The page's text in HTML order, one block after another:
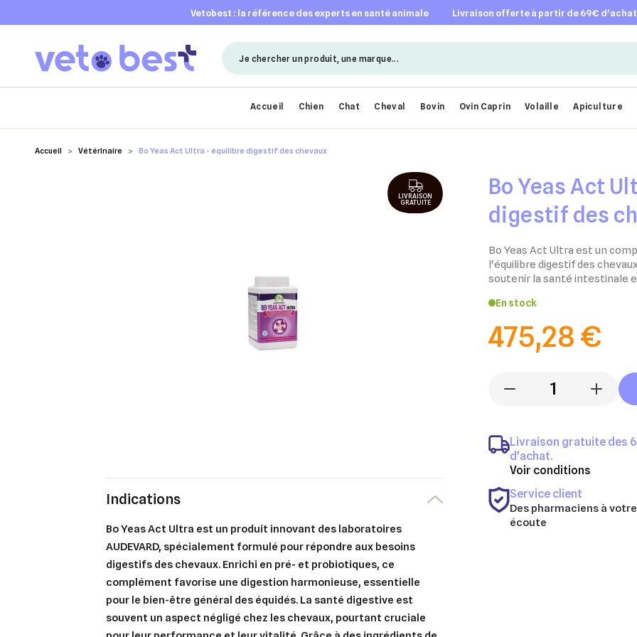
vetobest : la référence des experts en santé animale livraison offerte à partir de 69€
Accueil Chien Chat Cheval Bovin Ovin Caprin Volaille Apiculture
Accueil Vétérinaire Bo Yeas Act Ultra - équilibre digestif des chevaux
Bo Yeas Act
digestif des
Bo Yeas Act Ultra est un
l'équilibre digestif des
soutenir la santé intestinale
En stock
475,28 €
- +
Livraison gratuite des
d'achat.
Voir conditions
Service client
Des pharmaciens à votre
écoute
LIVRAISON
GRATUITE
Indications
Bo Yeas Act Ultra est un produit innovant des laboratoires
AUDEVARD, spécialement formulé pour répondre aux besoins
digestifs des chevaux. Enrichi en pré- et probiotiques, ce
complément favorise une digestion harmonieuse, essentielle
pour le bien-être général des équidés. La santé digestive est
souvent un aspect négligé chez les chevaux, pourtant cruciale
Créer une liste d'envies